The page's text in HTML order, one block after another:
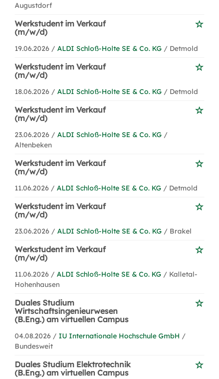
Augustdorf
Werkstudent im Verkauf
(m/w/d)
19.06.2026 / ALDI Schloß-Holte SE & Co. KG / Detmold
Werkstudent im Verkauf
(m/w/d)
18.06.2026 / ALDI Schloß-Holte SE & Co. KG / Detmold
Werkstudent im Verkauf
(m/w/d)
23.06.2026 / ALDI Schloß-Holte SE & Co. KG /
Altenbeken
Werkstudent im Verkauf
(m/w/d)
11.06.2026 / ALDI Schloß-Holte SE & Co. KG / Detmold
Werkstudent im Verkauf
(m/w/d)
23.06.2026 / ALDI Schloß-Holte SE & Co. KG / Brakel
Werkstudent im Verkauf
(m/w/d)
11.06.2026 / ALDI Schloß-Holte SE & Co. KG / Kalletal-
Hohenhausen
Duales Studium
Wirtschaftsingenieurwesen
(B.Eng.) am virtuellen Campus
04.08.2026 / IU Internationale Hochschule GmbH /
Bundesweit
Duales Studium Elektrotechnik
(B.Eng.) am virtuellen Campus